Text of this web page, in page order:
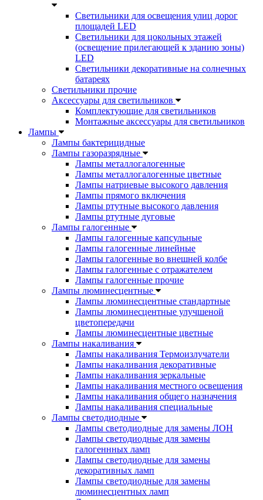
Светильники для освещения улиц дорог
площадей LED
Светильники для цокольных этажей
(освещение прилегающей к зданию зоны)
LED
Светильники декоративные на солнечных
батареях
Светильники прочие
Аксессуары для светильников
Комплектующие для светильников
Монтажные аксессуары для светильников
Лампы
Лампы бактерицидные
Лампы газоразрядные
Лампы металлогалогенные
Лампы металлогалогенные цветные
Лампы натриевые высокого давления
Лампы прямого включения
Лампы ртутные высокого давления
Лампы ртутные дуговые
Лампы галогенные
Лампы галогенные капсульные
Лампы галогенные линейные
Лампы галогенные во внешней колбе
Лампы галогенные с отражателем
Лампы галогенные прочие
Лампы люминесцентные
Лампы люминесцентные стандартные
Лампы люминесцентные улучшеной
цветопередачи
Лампы люминесцентные цветные
Лампы накаливания
Лампы накаливания Термоизлучатели
Лампы накаливания декоративные
Лампы накаливания зеркальные
Лампы накаливания местного освещения
Лампы накаливания общего назначения
Лампы накаливания специальные
Лампы светодиодные
Лампы светодиодные для замены ЛОН
Лампы светодиодные для замены
галогеннных ламп
Лампы светодиодные для замены
декоративных ламп
Лампы светодиодные для замены
люминесцентных ламп